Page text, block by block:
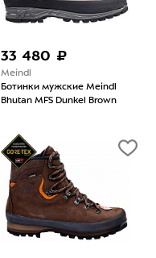
33 480 ₽
Meindl
Ботинки мужские Meindl
Bhutan MFS Dunkel Brown